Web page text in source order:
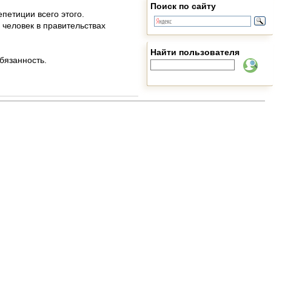
всего этого.
в правительствах
Поиск по сайту
Найти пользователя